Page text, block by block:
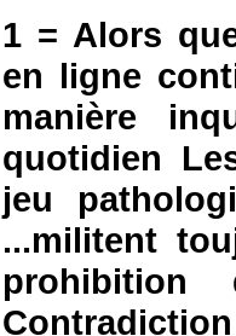
1 = Alors
en ligne
manière
quotidien
jeu
...militent